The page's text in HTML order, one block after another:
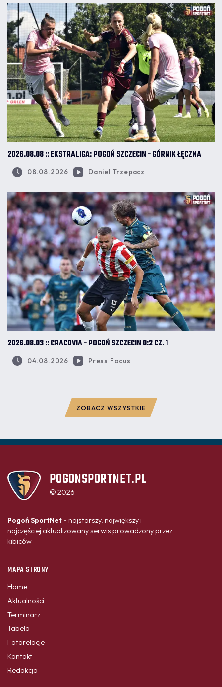
2026.08.08 :: EKSTRALIGA: POGOŃ SZCZECIN - GÓRNIK ŁĘCZNA
08.08.2026 Daniel Trzepacz
2026.08.03 :: CRACOVIA - POGOŃ SZCZECIN 0:2 CZ. 1
04.08.2026 Press Focus
ZOBACZ WSZYSTKIE
POGONSPORTNET.PL
© 2026
Pogoń SportNet - najstarszy, największy i
najczęściej aktualizowany serwis prowadzony przez
kibiców
MAPA STRONY
Home
Aktualności
Terminarz
Tabela
Fotorelacje
Kontakt
Redakcja